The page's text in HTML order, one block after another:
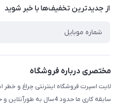
درباره ما
راهنما
از جدید‌ترین تخفیف‌ها با‌ خبر شوید
مختصری درباره فروشگاه
لایت اسپرت فروشگاه اینترنتی چراغ و خطر
سابقه کاری ما حدود 4سال